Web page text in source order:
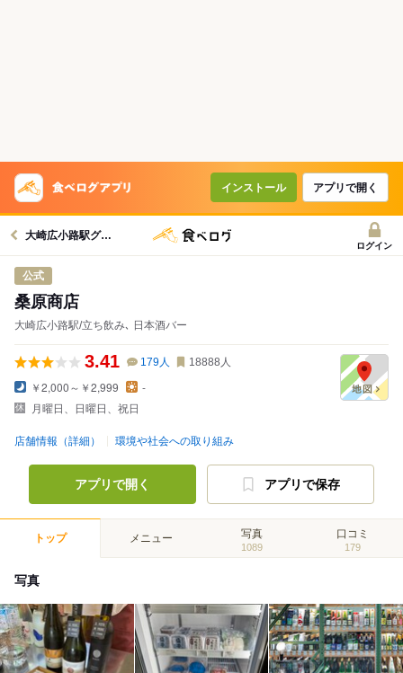
インストール アプリで開く
大崎広小路駅グルメへ
ログイン
公式
桑原商店
大崎広小路駅/立ち飲み､ 日本酒バー
3.41 179人 18888 人
￥2,000～￥2,999
-
月曜日、日曜日、祝日
店舗情報（詳細） 環境や社会への取り組み
アプリで開く アプリで保存
トップ メニュー 写真
1089
口コミ
179
写真